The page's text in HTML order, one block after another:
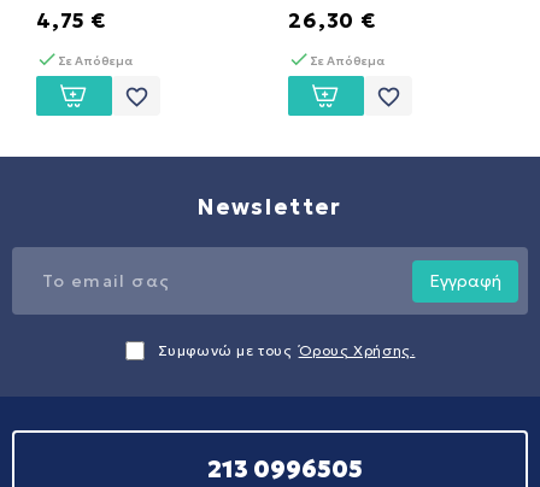
4,75 €
Σε Απόθεμα
favorite_border
26,30 €
Σε Απόθεμα
favorite_border
Newsletter
Εγγραφή
Συμφωνώ με τους Όρους Χρήσης.
213 0996505